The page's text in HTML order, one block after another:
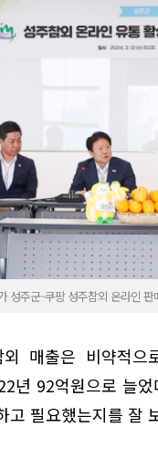
성주군-쿠팡 성주참외 온라인
매출은 비약적
년 92억원으로 늘
고 필요했는지를 잘